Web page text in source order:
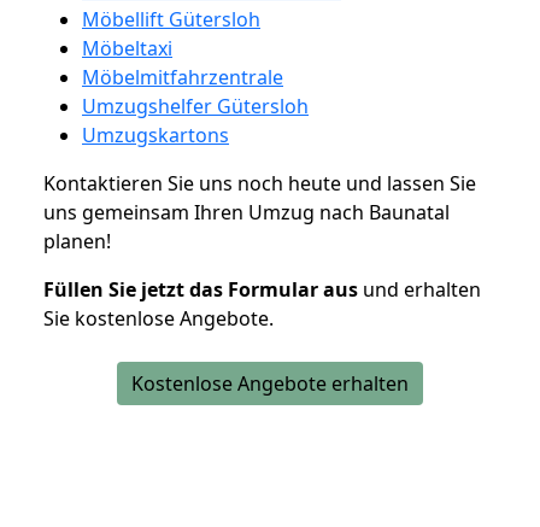
Möbellift Gütersloh
Möbeltaxi
Möbelmitfahrzentrale
Umzugshelfer Gütersloh
Umzugskartons
Kontaktieren Sie uns noch heute und lassen Sie
uns gemeinsam Ihren Umzug nach Baunatal
planen!
Füllen Sie jetzt das Formular aus und erhalten
Sie kostenlose Angebote.
Kostenlose Angebote erhalten